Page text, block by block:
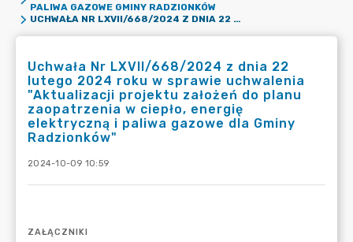
PALIWA GAZOWE GMINY RADZIONKÓW
UCHWAŁA NR LXVII/668/2024 Z DNIA 22 LUTEGO 2024 ROKU W SPRAWIE UCHWALENIA "AKTUALIZACJI PROJEKTU ZAŁOŻEŃ DO PLANU ZAOPATRZENIA W CIEPŁO, ENERGIĘ ELEKTRYCZNĄ I PALIWA GAZOWE DLA GMINY RADZIONKÓW"
Uchwała Nr LXVII/668/2024 z dnia 22
lutego 2024 roku w sprawie uchwalenia
"Aktualizacji projektu założeń do planu
zaopatrzenia w ciepło, energię
elektryczną i paliwa gazowe dla Gminy
Radzionków"
2024-10-09 10:59
ZAŁĄCZNIKI